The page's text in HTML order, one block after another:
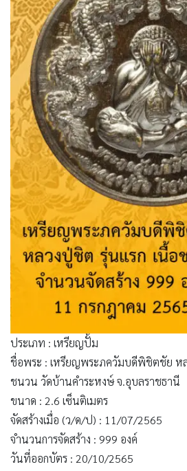
ประเภท : เหรียญปั้ม
ชื่อพระ : เหรียญพระภควัมบดีพิชิตชัย ห
ชนวน วัดบ้านคำระหงษ์ จ.อุบลราชธานี
ขนาด : 2.6 เซ็นติเมตร
จัดสร้างเมื่อ (ว/ด/ป) : 11/07/2565
จำนวนการจัดสร้าง : 999 องค์
วันที่ออกบัตร : 20/10/2565